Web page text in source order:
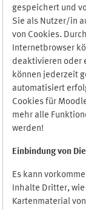
gespeichert und
Sie als Nutzer/in
von Cookies.
Internetbrowser
deaktivieren oder
können jederzeit
automatisiert
Cookies für
mehr alle
werden!
Einbindung von
Es kann
Inhalte Dritter, wie
Kartenmaterial